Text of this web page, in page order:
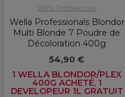
Wella Professionals
Wella Professionals Blondor
Multi Blonde 7 Poudre de
Décoloration 400g
54,90 €
1 WELLA BLONDOR/PLEX
400G ACHETÉ, 1
DEVELOPEUR 1L GRATUIT